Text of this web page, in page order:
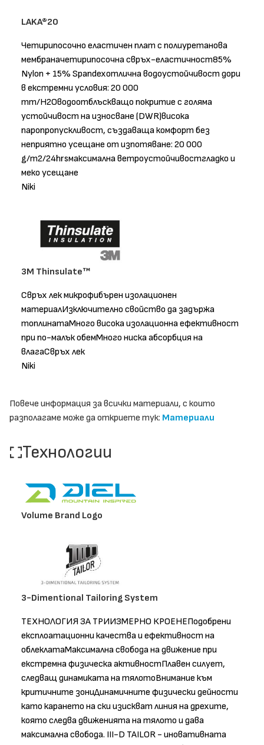
LAKA®20
Четирипосочно еластичен плат с полиуретанова
мембраначетирипосочна свръх-еластичност85%
Nylon + 15% Spandexотлична водоустойчивост дори
в екстремни условия: 20 000
mm/H2Oводоотблъскващо покритие с голяма
устойчивост на износване (DWR)висока
паропропускливост, създаваща комфорт без
неприятно усещане от изпотяване: 20 000
g/m2/24hrsмаксимална ветроустойчивостгладко и
меко усещане
Niki
3M Thinsulate™
Свръх лек микрофибърен изолационен
материалИзключително свойство да задържа
топлинатаМного висока изолационна ефективност
при по-малък обемМного ниска абсорбция на
влагаСвръх лек
Niki
Повече информация за всички материали, с които
разполагаме може да откриете тук: Материали
Технологии
Volume Brand Logo
3-Dimentional Tailoring System
ТЕХНОЛОГИЯ ЗА ТРИИЗМЕРНО КРОЕНЕПодобрени
експлоатационни качества и ефективност на
облеклатаМаксимална свобода на движение при
екстремна физическа активностПлавен силует,
следващ динамиката на тялотоВнимание към
критичните зониДинамичните физически дейности
като карането на ски изискват линия на дрехите,
която следва движенията на тялото и дава
максимална свобода. III-D TAILOR - иновативната